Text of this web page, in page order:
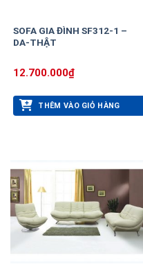
SOFA GIA ĐÌNH SF312-1 –
DA-THẬT
12.700.000₫
THÊM VÀO GIỎ HÀNG